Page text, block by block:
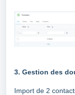
3. Gestion des
Import de 2